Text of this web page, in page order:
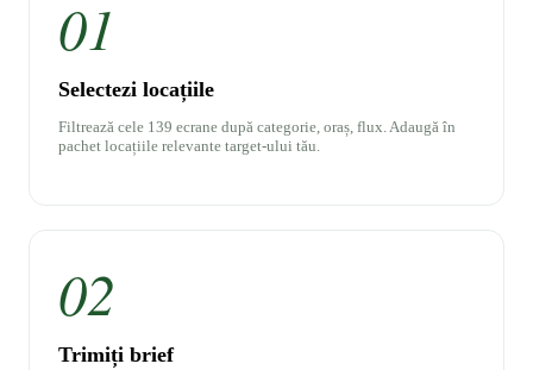
01
Selectezi locațiile
Filtrează cele 139 ecrane după categorie, oraș, flux. Adaugă în
pachet locațiile relevante target-ului tău.
02
Trimiți brief